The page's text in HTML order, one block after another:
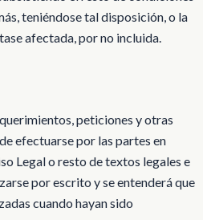
teniéndose tal disposición, o la
afectada, por no incluida.
peticiones y otras
efectuarse por las partes en
Legal o resto de textos legales e
por escrito y se entenderá que
cuando hayan sido